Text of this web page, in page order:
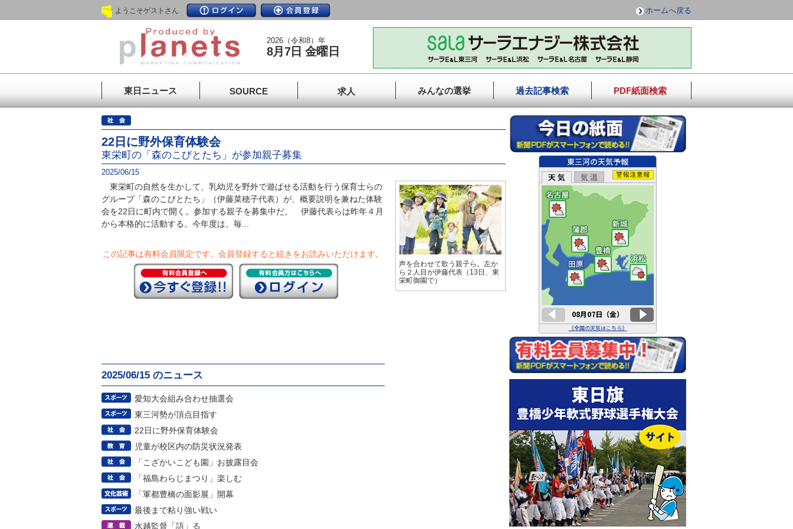
ようこそゲストさん ホームへ戻る
2026（令和8）年
8月7日 金曜日
東日ニュース SOURCE 求人 みんなの選挙 過去記事検索 PDF紙面検索
22日に野外保育体験会
東栄町の「森のこびとたち」が参加親子募集
2025/06/15
東栄町の自然を生かして、乳幼児を野外で遊ばせる活動を行う保育士らの
グループ「森のこびとたち」（伊藤菜穂子代表）が、概要説明を兼ねた体験
会を22日に町内で開く。参加する親子を募集中だ。 伊藤代表らは昨年４月
から本格的に活動する。今年度は、毎...
この記事は有料会員限定です。 会員登録すると続きをお読みいただけます。
2025/06/15 のニュース
愛知大会組み合わせ抽選会
東三河勢が頂点目指す
22日に野外保育体験会
児童が校区内の防災状況発表
「こざかいこども園」お披露目会
「福島わらじまつり」楽しむ
「軍都豊橋の面影展」開幕
最後まで粘り強い戦い
水越監督「語」る
声を合わせて歌う親子ら。左か
ら２人目が伊藤代表（13日、東
栄町御園で）